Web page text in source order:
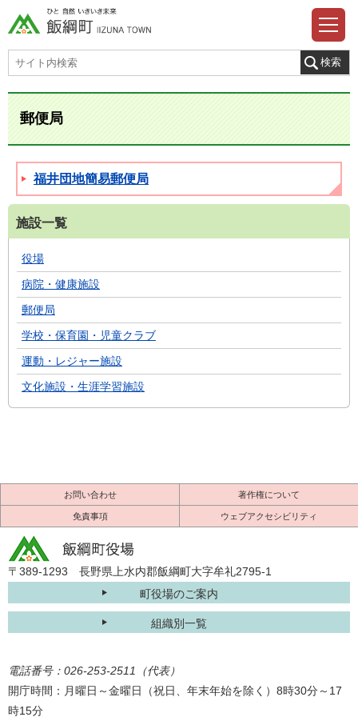
郵便局
福井団地簡易郵便局
施設一覧
役場
病院・健康施設
郵便局
学校・保育園・児童クラブ
運動・レジャー施設
文化施設・生涯学習施設
お問い合わせ 著作権について
免責事項 ウェブアクセシビリティ
〒389-1293 長野県上水内郡飯綱町大字牟礼2795-1
町役場のご案内
組織別一覧
電話番号：026-253-2511（代表）
開庁時間：月曜日～金曜日（祝日、年末年始を除く）8時30分～17
時15分